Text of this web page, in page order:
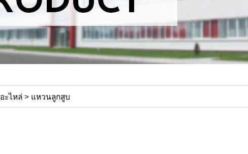
อะไหล่ > แหวนลูกสูบ